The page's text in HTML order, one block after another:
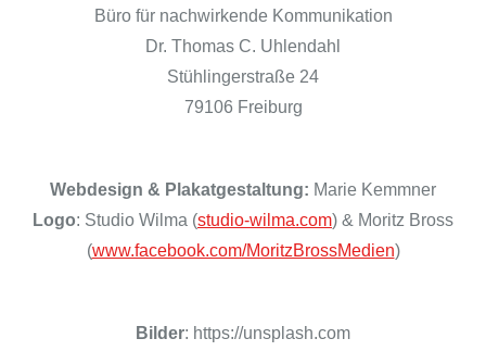
Büro für nachwirkende Kommunikation
Dr. Thomas C. Uhlendahl
Stühlingerstraße 24
79106 Freiburg
Webdesign & Plakatgestaltung: Marie Kemmner
Logo: Studio Wilma (studio-wilma.com) & Moritz Bross
(www.facebook.com/MoritzBrossMedien)
Bilder: https://unsplash.com